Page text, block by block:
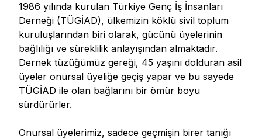
1986 yılında kurulan Türkiye Genç İş İnsanları
Derneği (TÜGİAD), ülkemizin köklü sivil toplum
kuruluşlarından biri olarak, gücünü üyelerinin
bağlılığı ve süreklilik anlayışından almaktadır.
Dernek tüzüğümüz gereği, 45 yaşını dolduran asil
üyeler onursal üyeliğe geçiş yapar ve bu sayede
TÜGİAD ile olan bağlarını bir ömür boyu
sürdürürler.
Onursal üyelerimiz, sadece geçmişin birer tanığı